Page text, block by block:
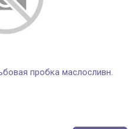
пробка маслосливн.